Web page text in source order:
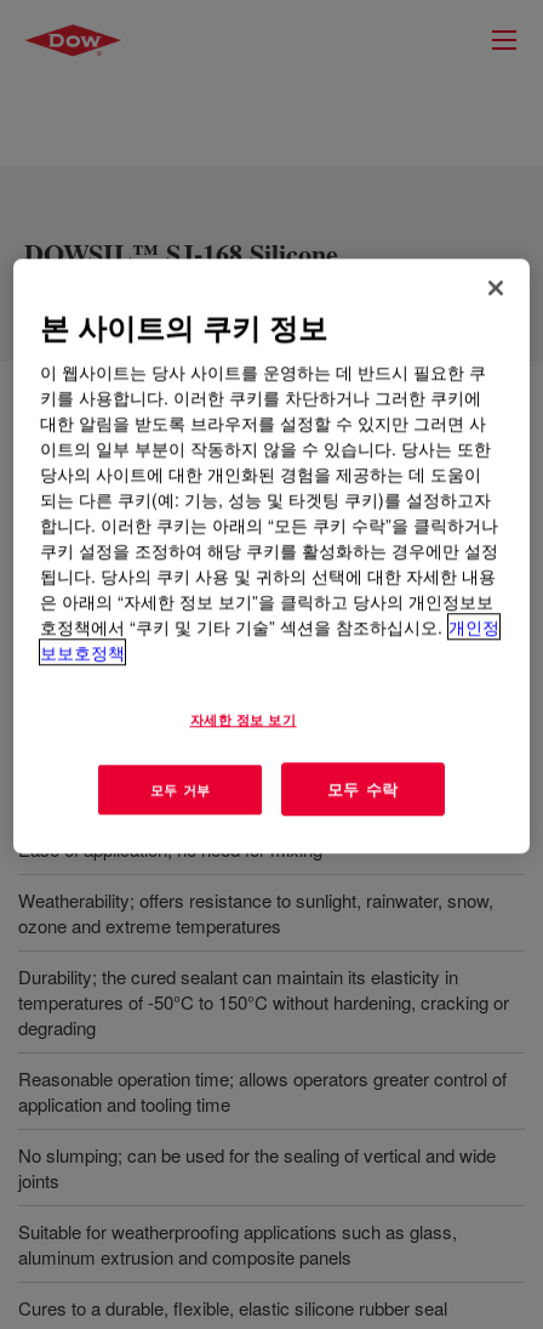
DOWSIL™ SJ-168 Silicone
무엇입니까DOWSIL™ SJ-168 Silicone
Weatherproofing Sealant?
Neutral cure, one-component, silicone weatherproofing
sealant.
사용
Provides a long-term, elastic, waterproof rubber seal design for
Ease of application; no need for mixing
Weatherability; offers resistance to sunlight, rainwater, snow,
ozone and extreme temperatures
Durability; the cured sealant can maintain its elasticity in
temperatures of -50°C to 150°C without hardening, cracking or
degrading
Reasonable operation time; allows operators greater control of
application and tooling time
No slumping; can be used for the sealing of vertical and wide
joints
Suitable for weatherproofing applications such as glass,
aluminum extrusion and composite panels
Cures to a durable, flexible, elastic silicone rubber seal
본 사이트의 쿠키 정보
이 웹사이트는 당사 사이트를 운영하는 데 반드시 필요한 쿠
키를 사용합니다. 이러한 쿠키를 차단하거나 그러한 쿠키에
대한 알림을 받도록 브라우저를 설정할 수 있지만 그러면 사
이트의 일부 부분이 작동하지 않을 수 있습니다. 당사는 또한
당사의 사이트에 대한 개인화된 경험을 제공하는 데 도움이
되는 다른 쿠키(예: 기능, 성능 및 타겟팅 쿠키)를 설정하고자
합니다. 이러한 쿠키는 아래의 “모든 쿠키 수락”을 클릭하거나
쿠키 설정을 조정하여 해당 쿠키를 활성화하는 경우에만 설정
됩니다. 당사의 쿠키 사용 및 귀하의 선택에 대한 자세한 내용
은 아래의 “자세한 정보 보기”을 클릭하고 당사의 개인정보보
호정책에서 “쿠키 및 기타 기술” 섹션을 참조하십시오. 개인정
보보호정책
자세한 정보 보기
모두 거부 모두 수락